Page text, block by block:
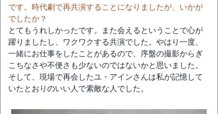
です。時代劇で再共演することになりましたが、いかが
でしたか？
とてもうれしかったです。また会えるということで心が
躍りましたし、ワクワクする共演でした。やはり一度、
一緒にお仕事をしたことがあるので、序盤の撮影からぎ
こちなさや不便さも少ないのではないかと思いました。
そして、現場で再会したユ・アインさんは私が記憶して
いたとおりのいい人で素敵な人でした。